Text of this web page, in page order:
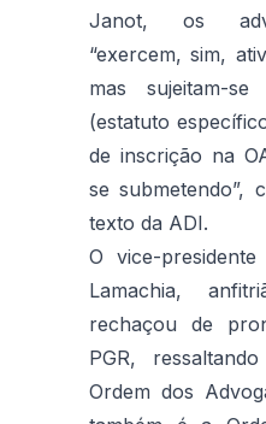
Janot, os
“exercem, sim,
mas sujeitam-
(estatuto
de inscrição na
se submetendo”,
texto da ADI.
O vice-
Lamachia,
rechaçou de
PGR,
Ordem dos